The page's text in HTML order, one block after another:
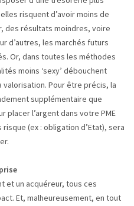
risquent d’avoir moins de
des résultats moindres, voire
d’autres, les marchés futurs
Or, dans toutes les méthodes
moins ‘sexy’ débouchent
valorisation. Pour être précis, la
supplémentaire que
placer l’argent dans votre PME
(ex : obligation d’Etat), sera
et un acquéreur, tous ces
Et, malheureusement, en tout